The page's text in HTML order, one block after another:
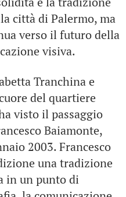
città di Palermo, ma
verso il futuro della
visiva.
Tranchina e
del quartiere
visto il passaggio
Baiamonte,
2003. Francesco
una tradizione
in un punto di